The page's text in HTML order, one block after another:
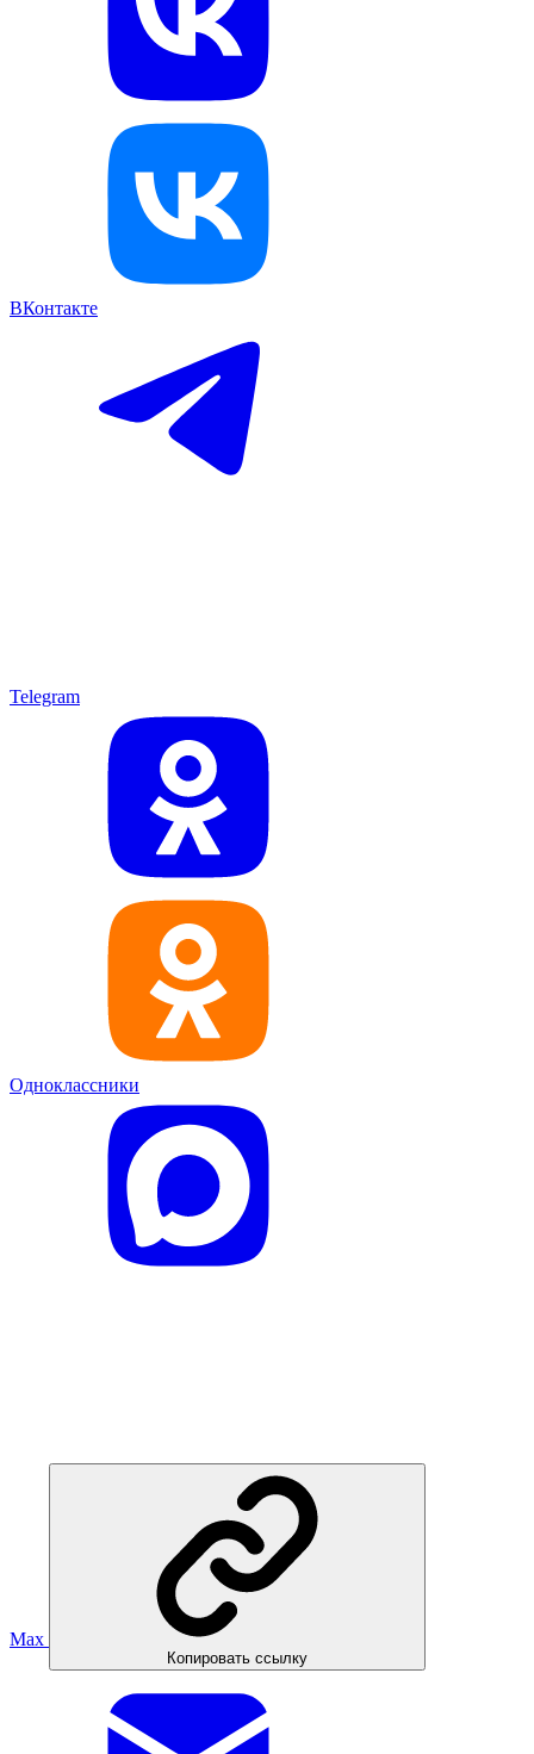
ВКонтакте
Telegram
Одноклассники
Max
Копировать ссылку